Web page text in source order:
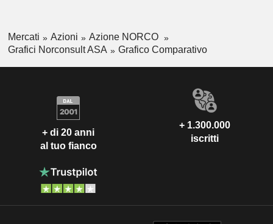
Mercati Azioni
Azione NORCO
Grafici Norconsult ASA
Grafico Comparativo
+ di 20 anni
al tuo fianco
+ 1.300.000
iscritti